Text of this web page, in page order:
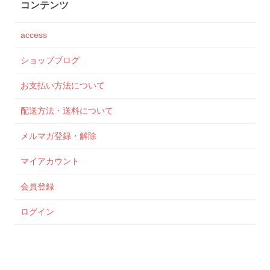
コンテンツ
access
ショップブログ
お支払い方法について
配送方法・送料について
メルマガ登録・解除
マイアカウント
会員登録
ログイン